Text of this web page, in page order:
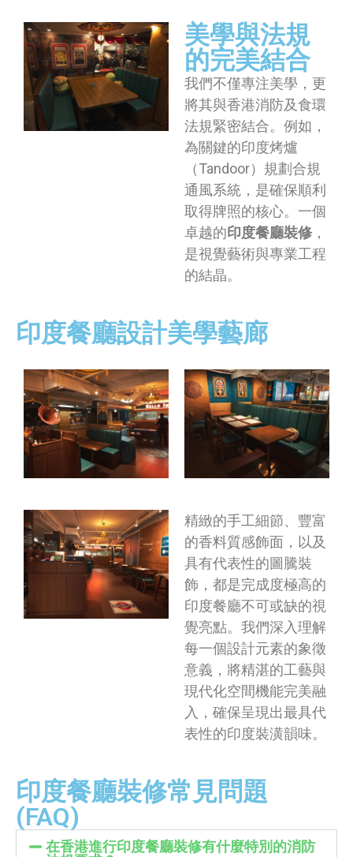
美學與法規
的完美結合
我們不僅專注美學，更
將其與香港消防及食環
法規緊密結合。例如，
為關鍵的印度烤爐
（Tandoor）規劃合規
通風系統，是確保順利
取得牌照的核心。一個
卓越的印度餐廳裝修 ，
是視覺藝術與專業工程
的結晶。
印度餐廳設計美學藝廊
精緻的手工細節、豐富
的香料質感飾面，以及
具有代表性的圖騰裝
飾，都是完成度極高的
印度餐廳不可或缺的視
覺亮點。我們深入理解
每一個設計元素的象徵
意義，將精湛的工藝與
現代化空間機能完美融
入，確保呈現出最具代
表性的印度裝潢韻味。
印度餐廳裝修常見問題
(FAQ)
在香港進行印度餐廳裝修有什麼特別的消防